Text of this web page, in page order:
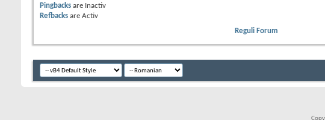
Pingbacks are Inactiv
Refbacks are Activ
Reguli Forum